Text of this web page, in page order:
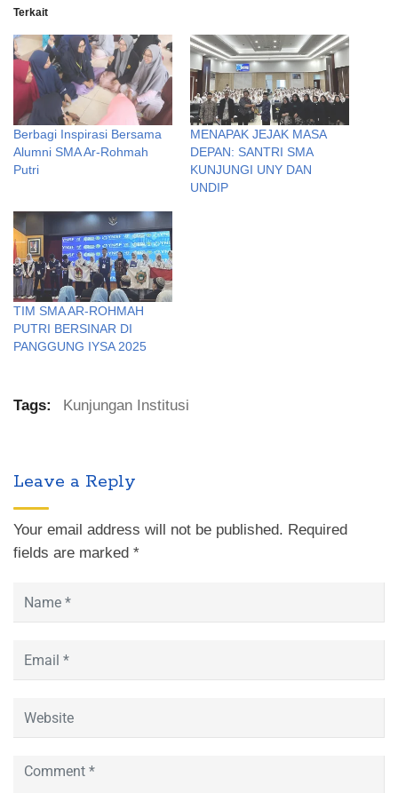
Terkait
Berbagi Inspirasi Bersama
Alumni SMA Ar-Rohmah
Putri
MENAPAK JEJAK MASA
DEPAN: SANTRI SMA
KUNJUNGI UNY DAN
UNDIP
TIM SMA AR-ROHMAH
PUTRI BERSINAR DI
PANGGUNG IYSA 2025
Tags: Kunjungan Institusi
Leave a Reply
Your email address will not be published. Required
fields are marked *